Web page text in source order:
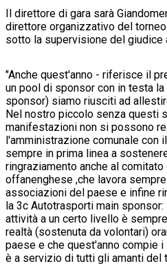
Il direttore di gara sarà
direttore organizzativo del
sotto la supervisione del giudice
"Anche quest'anno - riferisce il
un pool di sponsor con in testa
sponsor) siamo riusciti ad
Nel nostro piccolo senza questi
manifestazioni non si possono
l'amministrazione comunale con
sempre in prima linea a
ringraziamento anche al
offanenghese ,che lavora
associazioni del paese e infine
la 3c Autotrasporti main
attività a un certo livello è
realtà (sostenuta da volontari)
paese e che quest'anno compie
è a servizio di tutti gli amanti del